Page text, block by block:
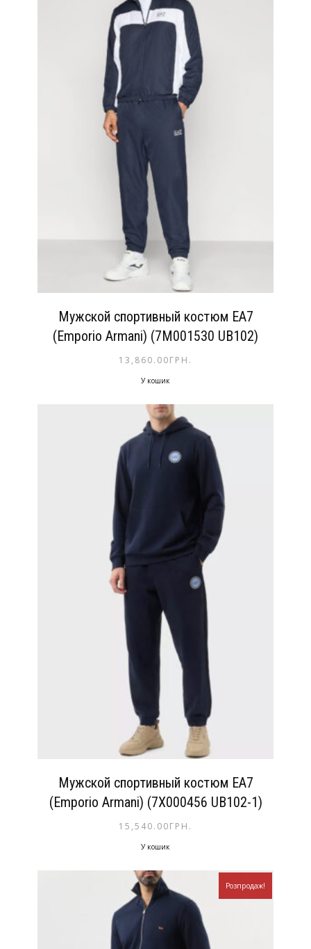
Мужской спортивный костюм EA7
(Emporio Armani) (7M001530 UB102)
13,860.00ГРН.
У кошик
Мужской спортивный костюм EA7
(Emporio Armani) (7X000456 UB102-1)
15,540.00ГРН.
У кошик
Розпродаж!